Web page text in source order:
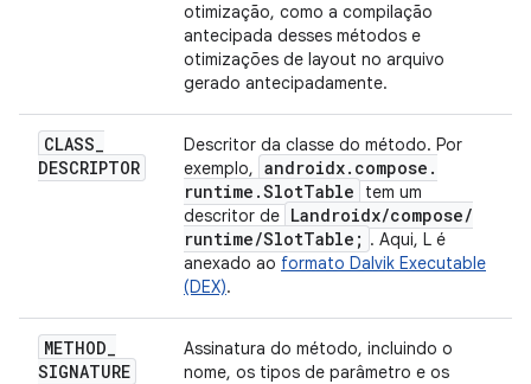
otimização, como a compilação
antecipada desses métodos e
otimizações de layout no arquivo
gerado antecipadamente.
CLASS_
DESCRIPTOR
Descritor da classe do método. Por
exemplo, androidx. compose .
runtime .SlotTable
tem um
descritor de Landroidx/compose/
runtime/SlotTable; . Aqui, L é
anexado ao formato Dalvik Executable
(DEX).
METHOD_
SIGNATURE
Assinatura do método, incluindo o
nome, os tipos de parâmetro e os